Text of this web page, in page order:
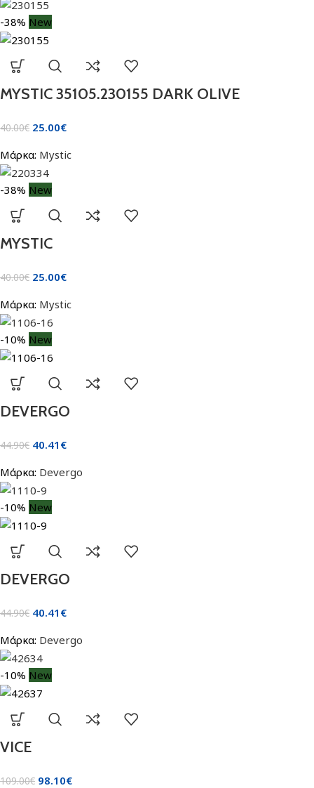
-38% New
MYSTIC 35105.230155 DARK OLIVE
40.00€ 25.00€
Μάρκα: Mystic
-38% New
MYSTIC
40.00€ 25.00€
Μάρκα: Mystic
-10% New
DEVERGO
44.90€ 40.41 €
Μάρκα: Devergo
-10% New
DEVERGO
44.90€ 40.41 €
Μάρκα: Devergo
-10% New
VICE
109.00€ 98.10€